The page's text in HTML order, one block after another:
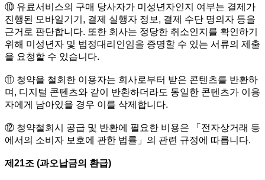
⑩ 유료서비스의 구매 당사자가 미성년자인지 여부는 결제가
진행된 모바일기기, 결제 실행자 정보, 결제 수단 명의자 등을
근거로 판단합니다. 또한 회사는 정당한 취소인지를 확인하기
위해 미성년자 및 법정대리인임을 증명할 수 있는 서류의 제출
을 요청할 수 있습니다.
⑪ 청약을 철회한 이용자는 회사로부터 받은 콘텐츠를 반환하
며, 디지털 콘텐츠와 같이 반환하더라도 동일한 콘텐츠가 이용
자에게 남아있을 경우 이를 삭제합니다.
⑫ 청약철회시 공급 및 반환에 필요한 비용은 「전자상거래 등
에서의 소비자 보호에 관한 법률」의 관련 규정에 따릅니다.
제21조 (과오납금의 환급)